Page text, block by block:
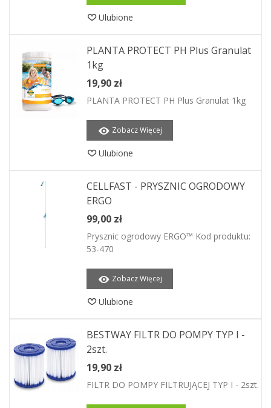
Ulubione
PLANTA PROTECT PH Plus Granulat
1kg
19,90 zł
PLANTA PROTECT PH Plus Granulat 1kg
Zobacz Więcej
Ulubione
CELLFAST - PRYSZNIC OGRODOWY
ERGO
99,00 zł
Prysznic ogrodowy ERGO™ Kod produktu:
53-470
Zobacz Więcej
Ulubione
BESTWAY FILTR DO POMPY TYP I -
2szt.
19,90 zł
FILTR DO POMPY FILTRUJĄCEJ TYP I - 2szt.